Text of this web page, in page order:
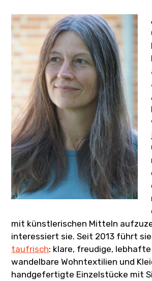
mit künstlerischen Mitteln
interessiert sie. Seit 2013 führt sie
taufrisch: klare, freudige, lebhafte
wandelbare Wohntextilien und
handgefertigte Einzelstücke mit